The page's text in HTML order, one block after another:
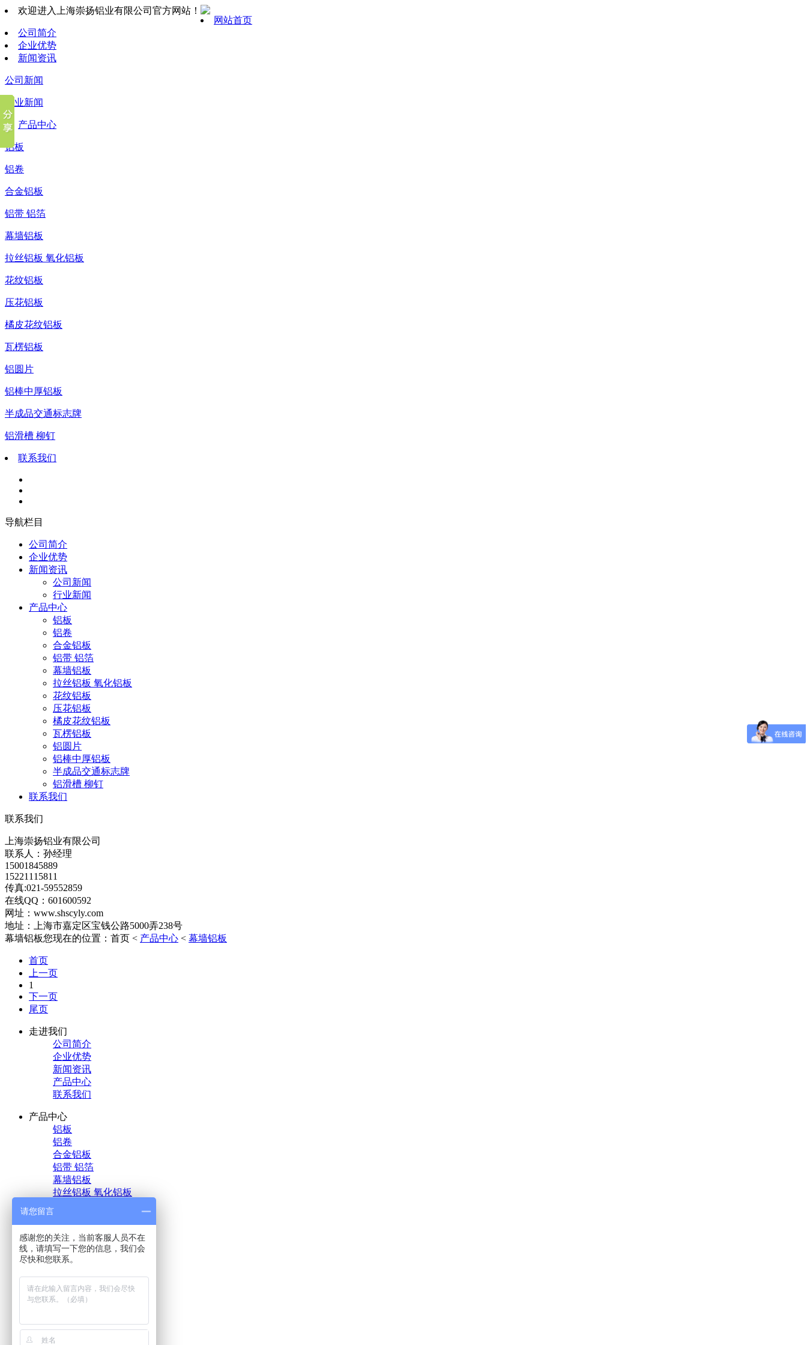
欢迎进入上海崇扬铝业有限公司官方网站！
网站首页
公司简介
企业优势
新闻资讯
公司新闻
行业新闻
产品中心
铝板
铝卷
合金铝板
铝带 铝箔
幕墙铝板
拉丝铝板 氧化铝板
花纹铝板
压花铝板
橘皮花纹铝板
瓦楞铝板
铝圆片
铝棒中厚铝板
半成品交通标志牌
铝滑槽 柳钉
联系我们
导航栏目
公司简介
企业优势
新闻资讯
公司新闻
行业新闻
产品中心
铝板
铝卷
合金铝板
铝带 铝箔
幕墙铝板
拉丝铝板 氧化铝板
花纹铝板
压花铝板
橘皮花纹铝板
瓦楞铝板
铝圆片
铝棒中厚铝板
半成品交通标志牌
铝滑槽 柳钉
联系我们
联系我们
上海崇扬铝业有限公司
联系人：孙经理
15001845889
15221115811
传真:021-59552859
在线QQ：601600592
网址：www.shscyly.com
地址：上海市嘉定区宝钱公路5000弄238号
幕墙铝板您现在的位置：首页 < 产品中心 < 幕墙铝板
首页
上一页
1
下一页
尾页
走进我们
公司简介
企业优势
新闻资讯
产品中心
联系我们
产品中心
铝板
铝卷
合金铝板
铝带 铝箔
幕墙铝板
拉丝铝板 氧化铝板
瓦楞铝板
铝圆片
半成品交通标志牌
铝滑槽 柳钉
联系电话:
请您留言
感谢您的关注，当前客服人员不在
线，请填写一下您的信息，我们会
尽快和您联系。